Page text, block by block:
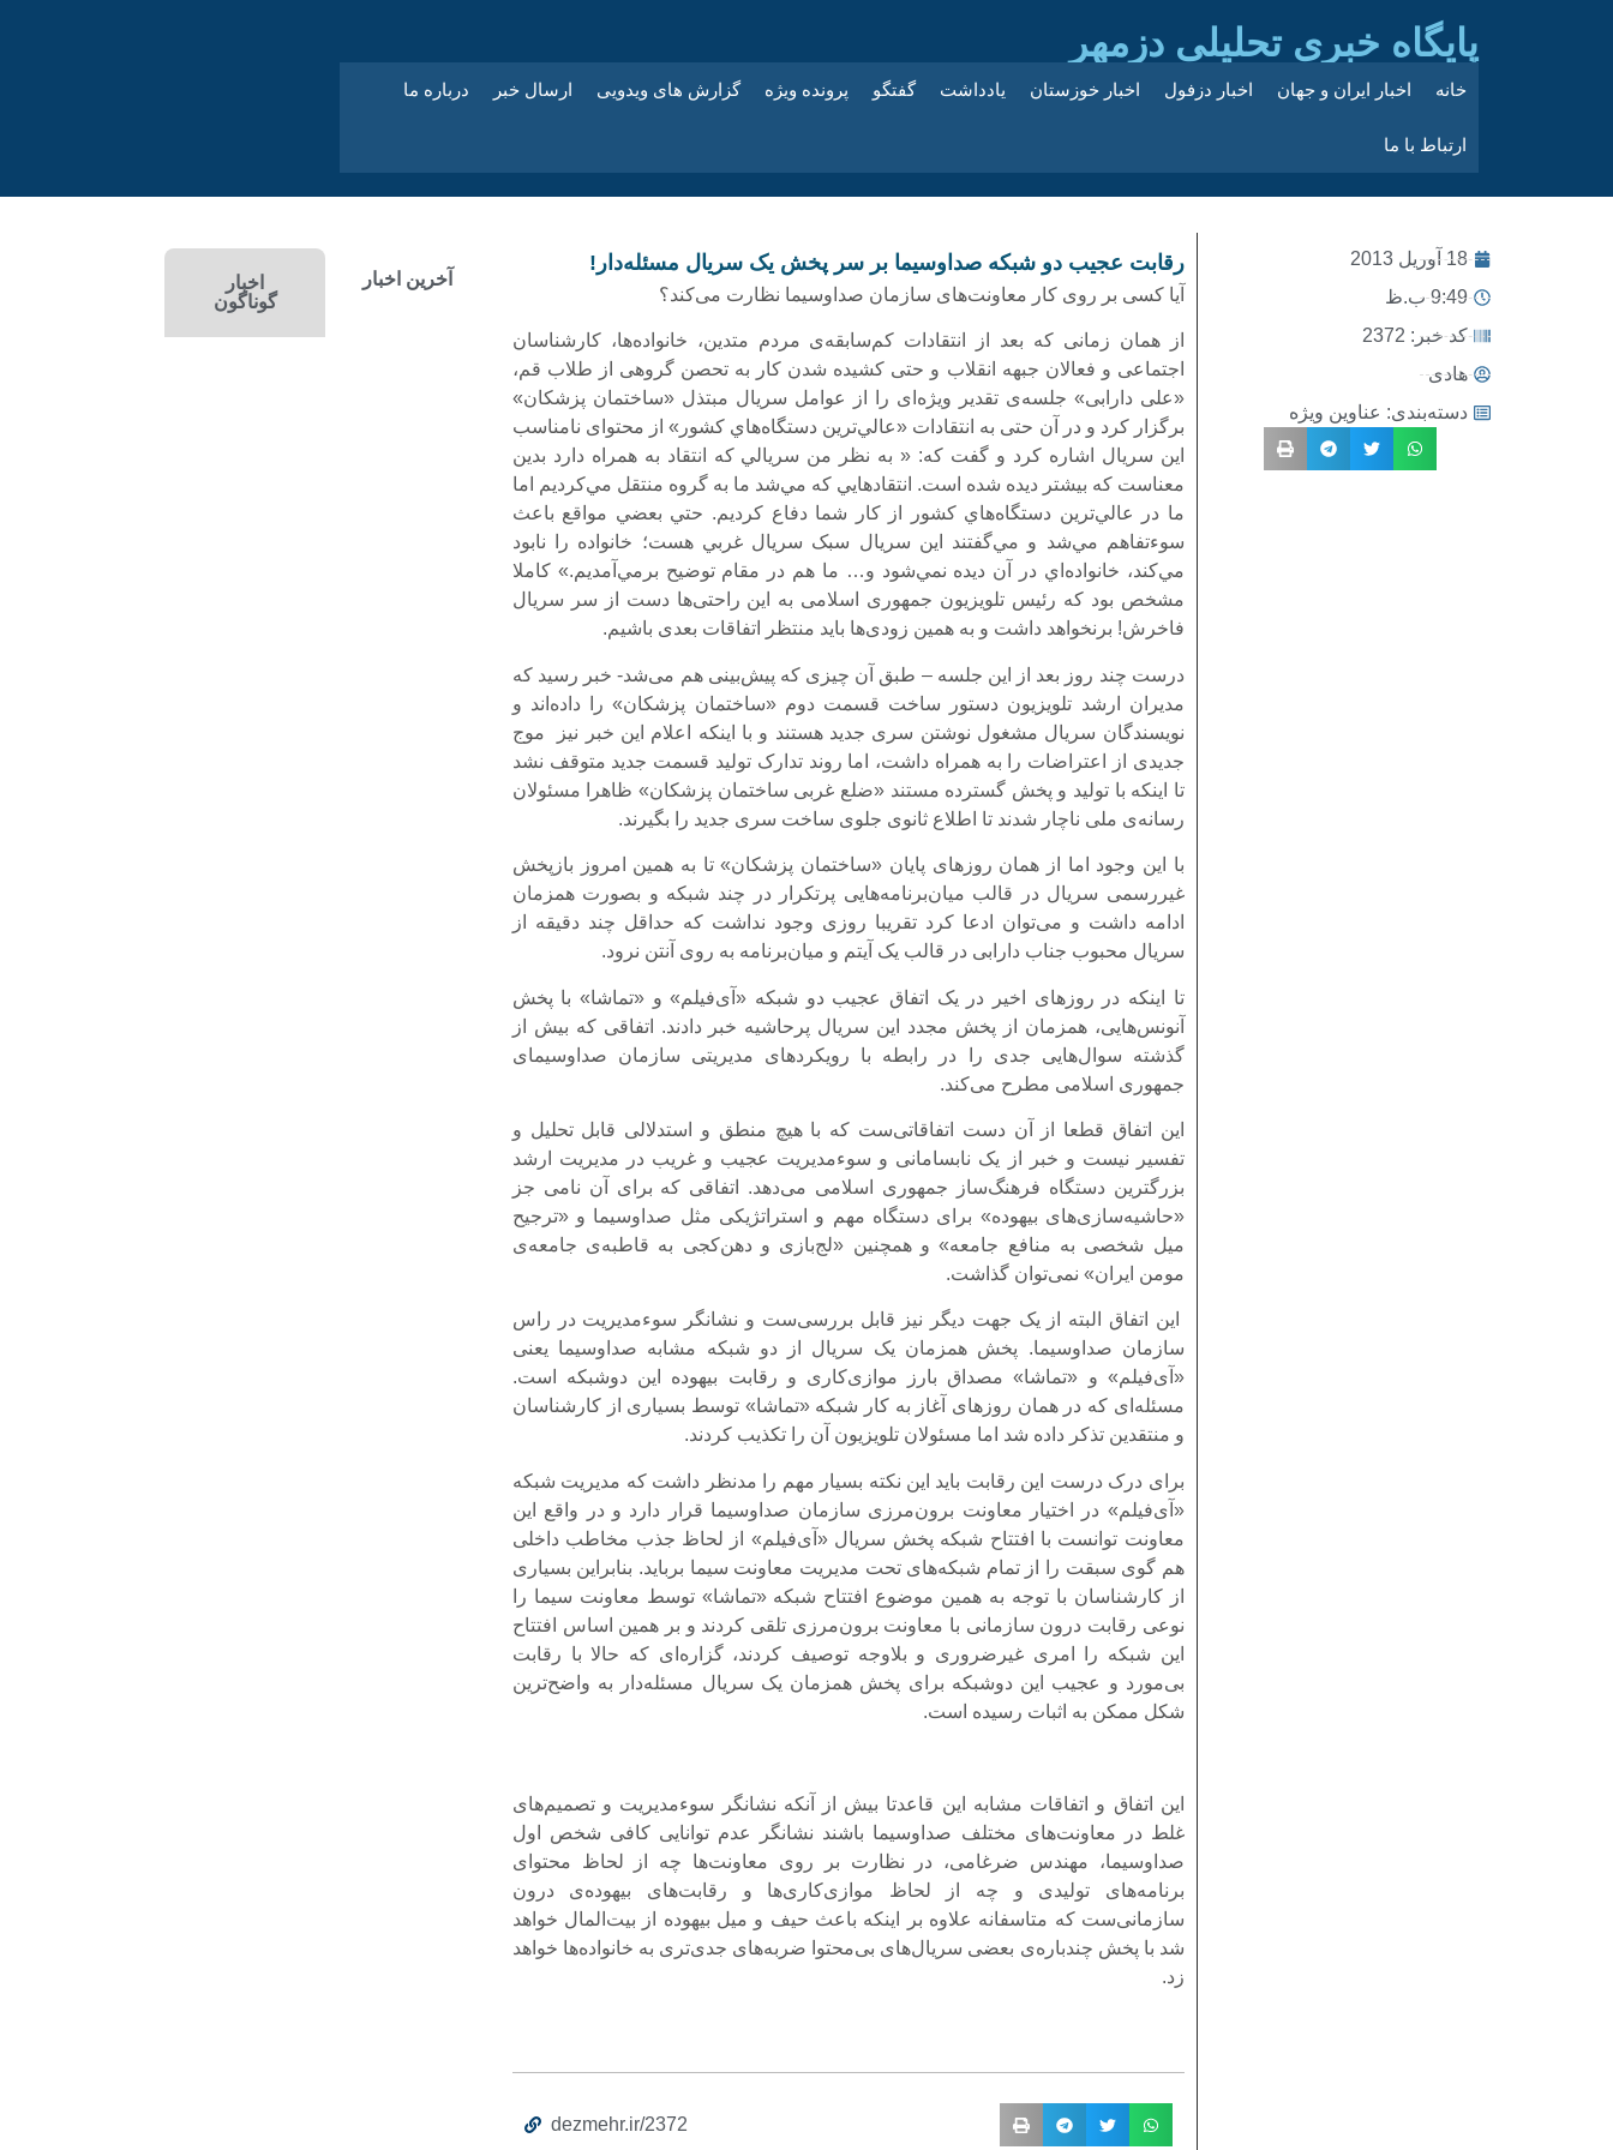
پایگاه خبری تحلیلی دزمهر
خانه اخبار ایران و جهان اخبار دزفول اخبار خوزستان یادداشت گفتگو پرونده ویژه گزارش های ویدویی ارسال خبر درباره ما
ارتباط با ما
18 آوریل 2013
9:49 ب.ظ
کد خبر: 2372
هادی
دسته‌بندی: عناوین ویژه
رقابت عجیب دو شبکه صداوسیما بر سر پخش یک سریال مسئله‌دار!
آیا کسی بر روی کار معاونت‌های سازمان صداوسیما نظارت می‌کند؟
از همان زمانی که بعد از انتقادات کم‌سابقه‌ی مردم متدین، خانواده‌ها، کارشناسان
اجتماعی و فعالان جبهه انقلاب و حتی کشیده شدن کار به تحصن گروهی از طلاب قم،
«علی دارابی» جلسه‌ی تقدیر ویژه‌ای را از عوامل سریال مبتذل «ساختمان پزشکان»
برگزار کرد و در آن حتی به انتقادات «عالي‌ترين دستگاه‌هاي کشور» از محتوای نامناسب
این سریال اشاره کرد و گفت که: « به نظر من سريالي که انتقاد به همراه دارد بدين
معناست که بيشتر ديده شده است. انتقادهايي که مي‌شد ما به گروه منتقل مي‌کرديم اما
ما در عالي‌ترين دستگاه‌هاي کشور از کار شما دفاع کرديم. حتي بعضي مواقع باعث
سوءتفاهم مي‌شد و مي‌گفتند اين سريال سبک سريال غربي هست؛ خانواده را نابود
مي‌کند، خانواده‌اي در آن ديده نمي‌شود و… ما هم در مقام توضيح برمي‌آمديم.» کاملا
مشخص بود که رئیس تلویزیون جمهوری اسلامی به این راحتی‌‌ها دست از سر سریال
فاخرش! برنخواهد داشت و به همین زودی‌ها باید منتظر اتفاقات بعدی باشیم.
درست چند روز بعد از این جلسه – طبق آن چیزی که پیش‌بینی هم می‌شد- خبر رسید که
مدیران ارشد تلویزیون دستور ساخت قسمت دوم «ساختمان پزشکان» را داده‌اند و
نویسندگان سریال مشغول نوشتن سری جدید هستند و با اینکه اعلام این خبر نیز موج
جدیدی از اعتراضات را به همراه داشت، اما روند تدارک تولید قسمت جدید متوقف نشد
تا اینکه با تولید و پخش گسترده مستند «ضلع غربی ساختمان پزشکان» ظاهرا مسئولان
رسانه‌ی ملی ناچار شدند تا اطلاع ثانوی جلوی ساخت سری جدید را بگیرند.
با این وجود اما از همان روزهای پایان «ساختمان پزشکان» تا به همین امروز بازپخش
غیررسمی سریال در قالب میان‌برنامه‌هایی پرتکرار در چند شبکه و بصورت همزمان
ادامه داشت و می‌توان ادعا کرد تقریبا روزی وجود نداشت که حداقل چند دقیقه از
سریال محبوب جناب دارابی در قالب یک آیتم و میان‌برنامه به روی آنتن نرود.
تا اینکه در روزهای اخیر در یک اتفاق عجیب دو شبکه «آی‌فیلم» و «تماشا» با پخش
آنونس‌هایی، همزمان از پخش مجدد این سریال پرحاشیه خبر دادند. اتفاقی که بیش از
گذشته‌ سوال‌هایی جدی را در رابطه با رویکردهای مدیریتی سازمان صداوسیمای
جمهوری اسلامی مطرح می‌کند.
این اتفاق قطعا از آن دست اتفاقاتی‌ست که با هیچ منطق و استدلالی قابل تحلیل و
تفسیر نیست و خبر از یک نابسامانی و سوءمدیریت عجیب و غریب در مدیریت ارشد
بزرگترین دستگاه فرهنگ‌ساز جمهوری اسلامی می‌دهد. اتفاقی که برای آن نامی جز
«حاشیه‌سازی‌های بیهوده» برای دستگاه مهم و استراتژیکی مثل صداوسیما و «ترجیح
میل شخصی به منافع جامعه» و همچنین «لج‌بازی و دهن‌کجی به قاطبه‌ی جامعه‌ی
مومن ایران» نمی‌توان گذاشت.
این اتفاق البته از یک جهت دیگر نیز قابل بررسی‌ست و نشانگر سوءمدیریت در راس
سازمان صداوسیما. پخش همزمان یک سریال از دو شبکه مشابه صداوسیما یعنی
«آی‌فیلم» و «تماشا» مصداق بارز موازی‌کاری و رقابت بیهوده این دوشبکه است.
مسئله‌ای که در همان روزهای آغاز به کار شبکه «تماشا» توسط بسیاری از کارشناسان
و منتقدین تذکر داده شد اما مسئولان تلویزیون آن را تکذیب کردند.
برای درک درست این رقابت باید این نکته بسیار مهم را مدنظر داشت که مدیریت شبکه
«آی‌فیلم» در اختیار معاونت برون‌مرزی سازمان صداوسیما قرار دارد و در واقع این
معاونت توانست با افتتاح شبکه پخش سریال «آی‌فیلم» از لحاظ جذب مخاطب داخلی
هم گوی سبقت را از تمام شبکه‌های تحت مدیریت معاونت سیما برباید. بنابراین بسیاری
از کارشناسان با توجه به همین موضوع افتتاح شبکه «تماشا» توسط معاونت سیما را
نوعی رقابت درون سازمانی با معاونت برون‌مرزی تلقی کردند و بر همین اساس افتتاح
این شبکه را امری غیرضروری و بلاوجه توصیف کردند، گزاره‌ای که حالا با رقابت
بی‌مورد و عجیب این دوشبکه برای پخش همزمان یک سریال مسئله‌دار به واضح‌ترین
شکل ممکن به اثبات رسیده است.
این اتفاق و اتفاقات مشابه این قاعدتا بیش از آنکه نشانگر سوءمدیریت و تصمیم‌های
غلط در معاونت‌های مختلف صداوسیما باشند نشانگر عدم توانایی کافی شخص اول
صداوسیما، مهندس ضرغامی، در نظارت بر روی معاونت‌ها چه از لحاظ محتوای
برنامه‌های تولیدی و چه از لحاظ موازی‌کاری‌ها و رقابت‌های بیهوده‌ی درون
سازمانی‌ست که متاسفانه علاوه بر اینکه باعث حیف و میل بیهوده از بیت‌المال خواهد
شد با پخش چندباره‌ی بعضی سریال‌های بی‌محتوا ضربه‌‌های جدی‌تری به خانواده‌ها خواهد
زد.
dezmehr.ir/2372
آخرین اخبار
اخبار
گوناگون